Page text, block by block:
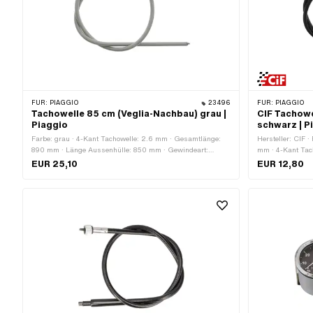
FÜR: PIAGGIO 23496
Tachowelle 85 cm (Veglia-Nachbau) grau |
Piaggio
Farbe: grau · 4-Kant Tachowelle: 2.6 mm · Gesamtlänge:
890 mm · Länge Aussenhülle: 850 mm · Gewindeart:
MF11x0.75 (Feingewinde) · Piaggio OEM-Nr.: 187423
EUR 25,10
FÜR: PIAGGIO
CIF
schwarz |
Hersteller: CIF
mm · 4-Kant
Gewindeart:
EUR 12,80